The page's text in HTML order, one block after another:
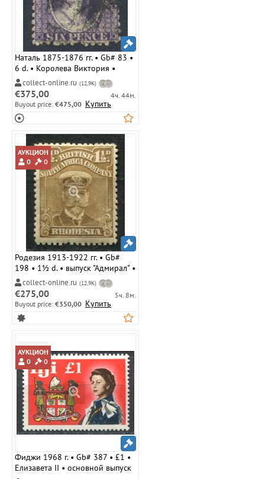
Наталь 1875-1876 гг. • Gb# 83 •
6 d. • Королева Виктория •
надпечатка "Postage" • стандарт
• Used VF ( кат.- £ 10 )
collect-online.ru (12,9K)
€375,00
4ч. 44м.
Buyout price: €475,00 Купить
АУКЦИОН
0
0
Родезия 1913-1922 гг. • Gb#
198 • 1½ d. • выпуск "Адмирал" •
Георг V в морском мундире •
MH OG F ( кат.- £ 7 )
collect-online.ru (12,9K)
€275,00
5ч. 8м.
Buyout price: €350,00 Купить
АУКЦИОН
0
0
Фиджи 1968 г. • Gb# 387 • £1 •
Елизавета II • основной выпуск